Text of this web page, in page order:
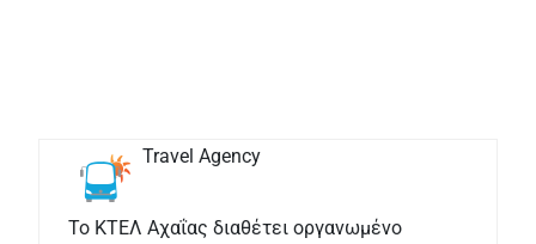
Travel Agency
Το ΚΤΕΛ Αχαΐας διαθέτει οργανωμένο